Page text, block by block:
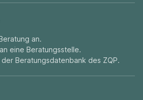
an.
eine Beratungsstelle.
der Beratungsdatenbank des ZQP.